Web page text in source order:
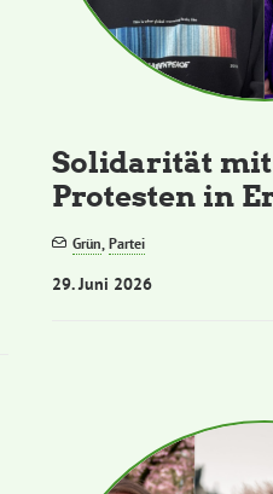
Solidarität
Protesten in
Grün,Partei
29. Juni 2026